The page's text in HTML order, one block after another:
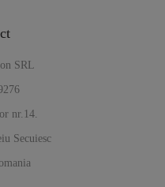
SRL
nr.14.
Secuiesc